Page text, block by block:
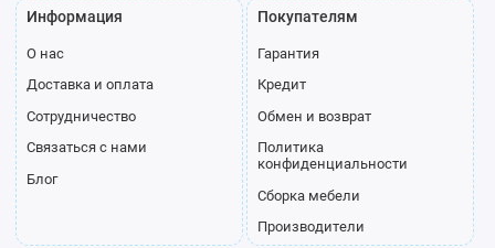
Информация
О нас
Доставка и оплата
Сотрудничество
Связаться с нами
Блог
Покупателям
Гарантия
Кредит
Обмен и возврат
Политика
конфиденциальности
Сборка мебели
Производители